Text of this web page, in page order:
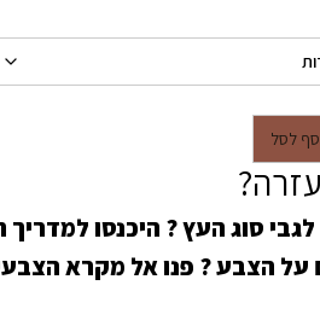
לסל
סוג העץ ? היכנסו למדריך
על הצבע ? פנו אל מקרא